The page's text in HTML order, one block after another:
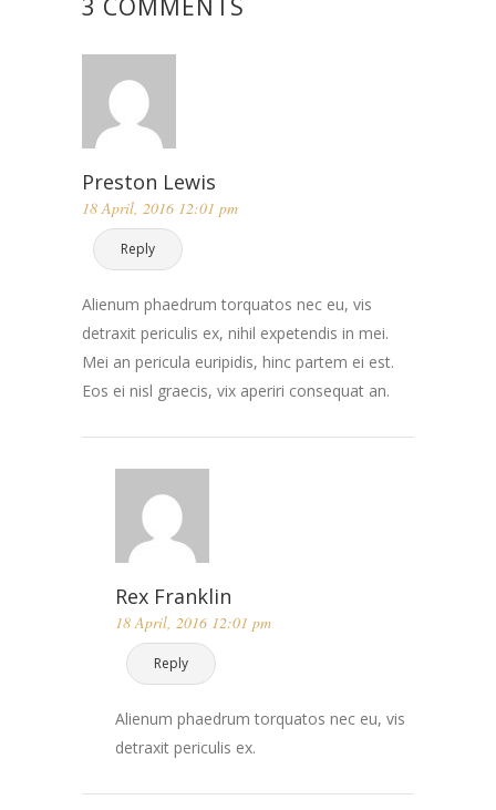
3 COMMENTS
Preston Lewis
18 April, 2016 12:01 pm
Reply
Alienum phaedrum torquatos nec eu, vis
detraxit periculis ex, nihil expetendis in mei.
Mei an pericula euripidis, hinc partem ei est.
Eos ei nisl graecis, vix aperiri consequat an.
Rex Franklin
18 April, 2016 12:01 pm
Reply
Alienum phaedrum torquatos nec eu, vis
detraxit periculis ex.